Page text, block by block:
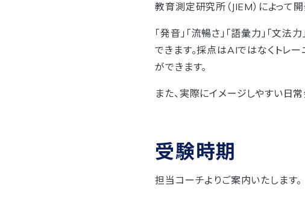
教育測定研究所（JIEM）によって
「発音」「流暢さ」「語彙力」「文
できます。採点はAIではなくトレ
ができます。
また、実際にイメージしやすい日
受験時期
担当コーチよりご案内いたします。